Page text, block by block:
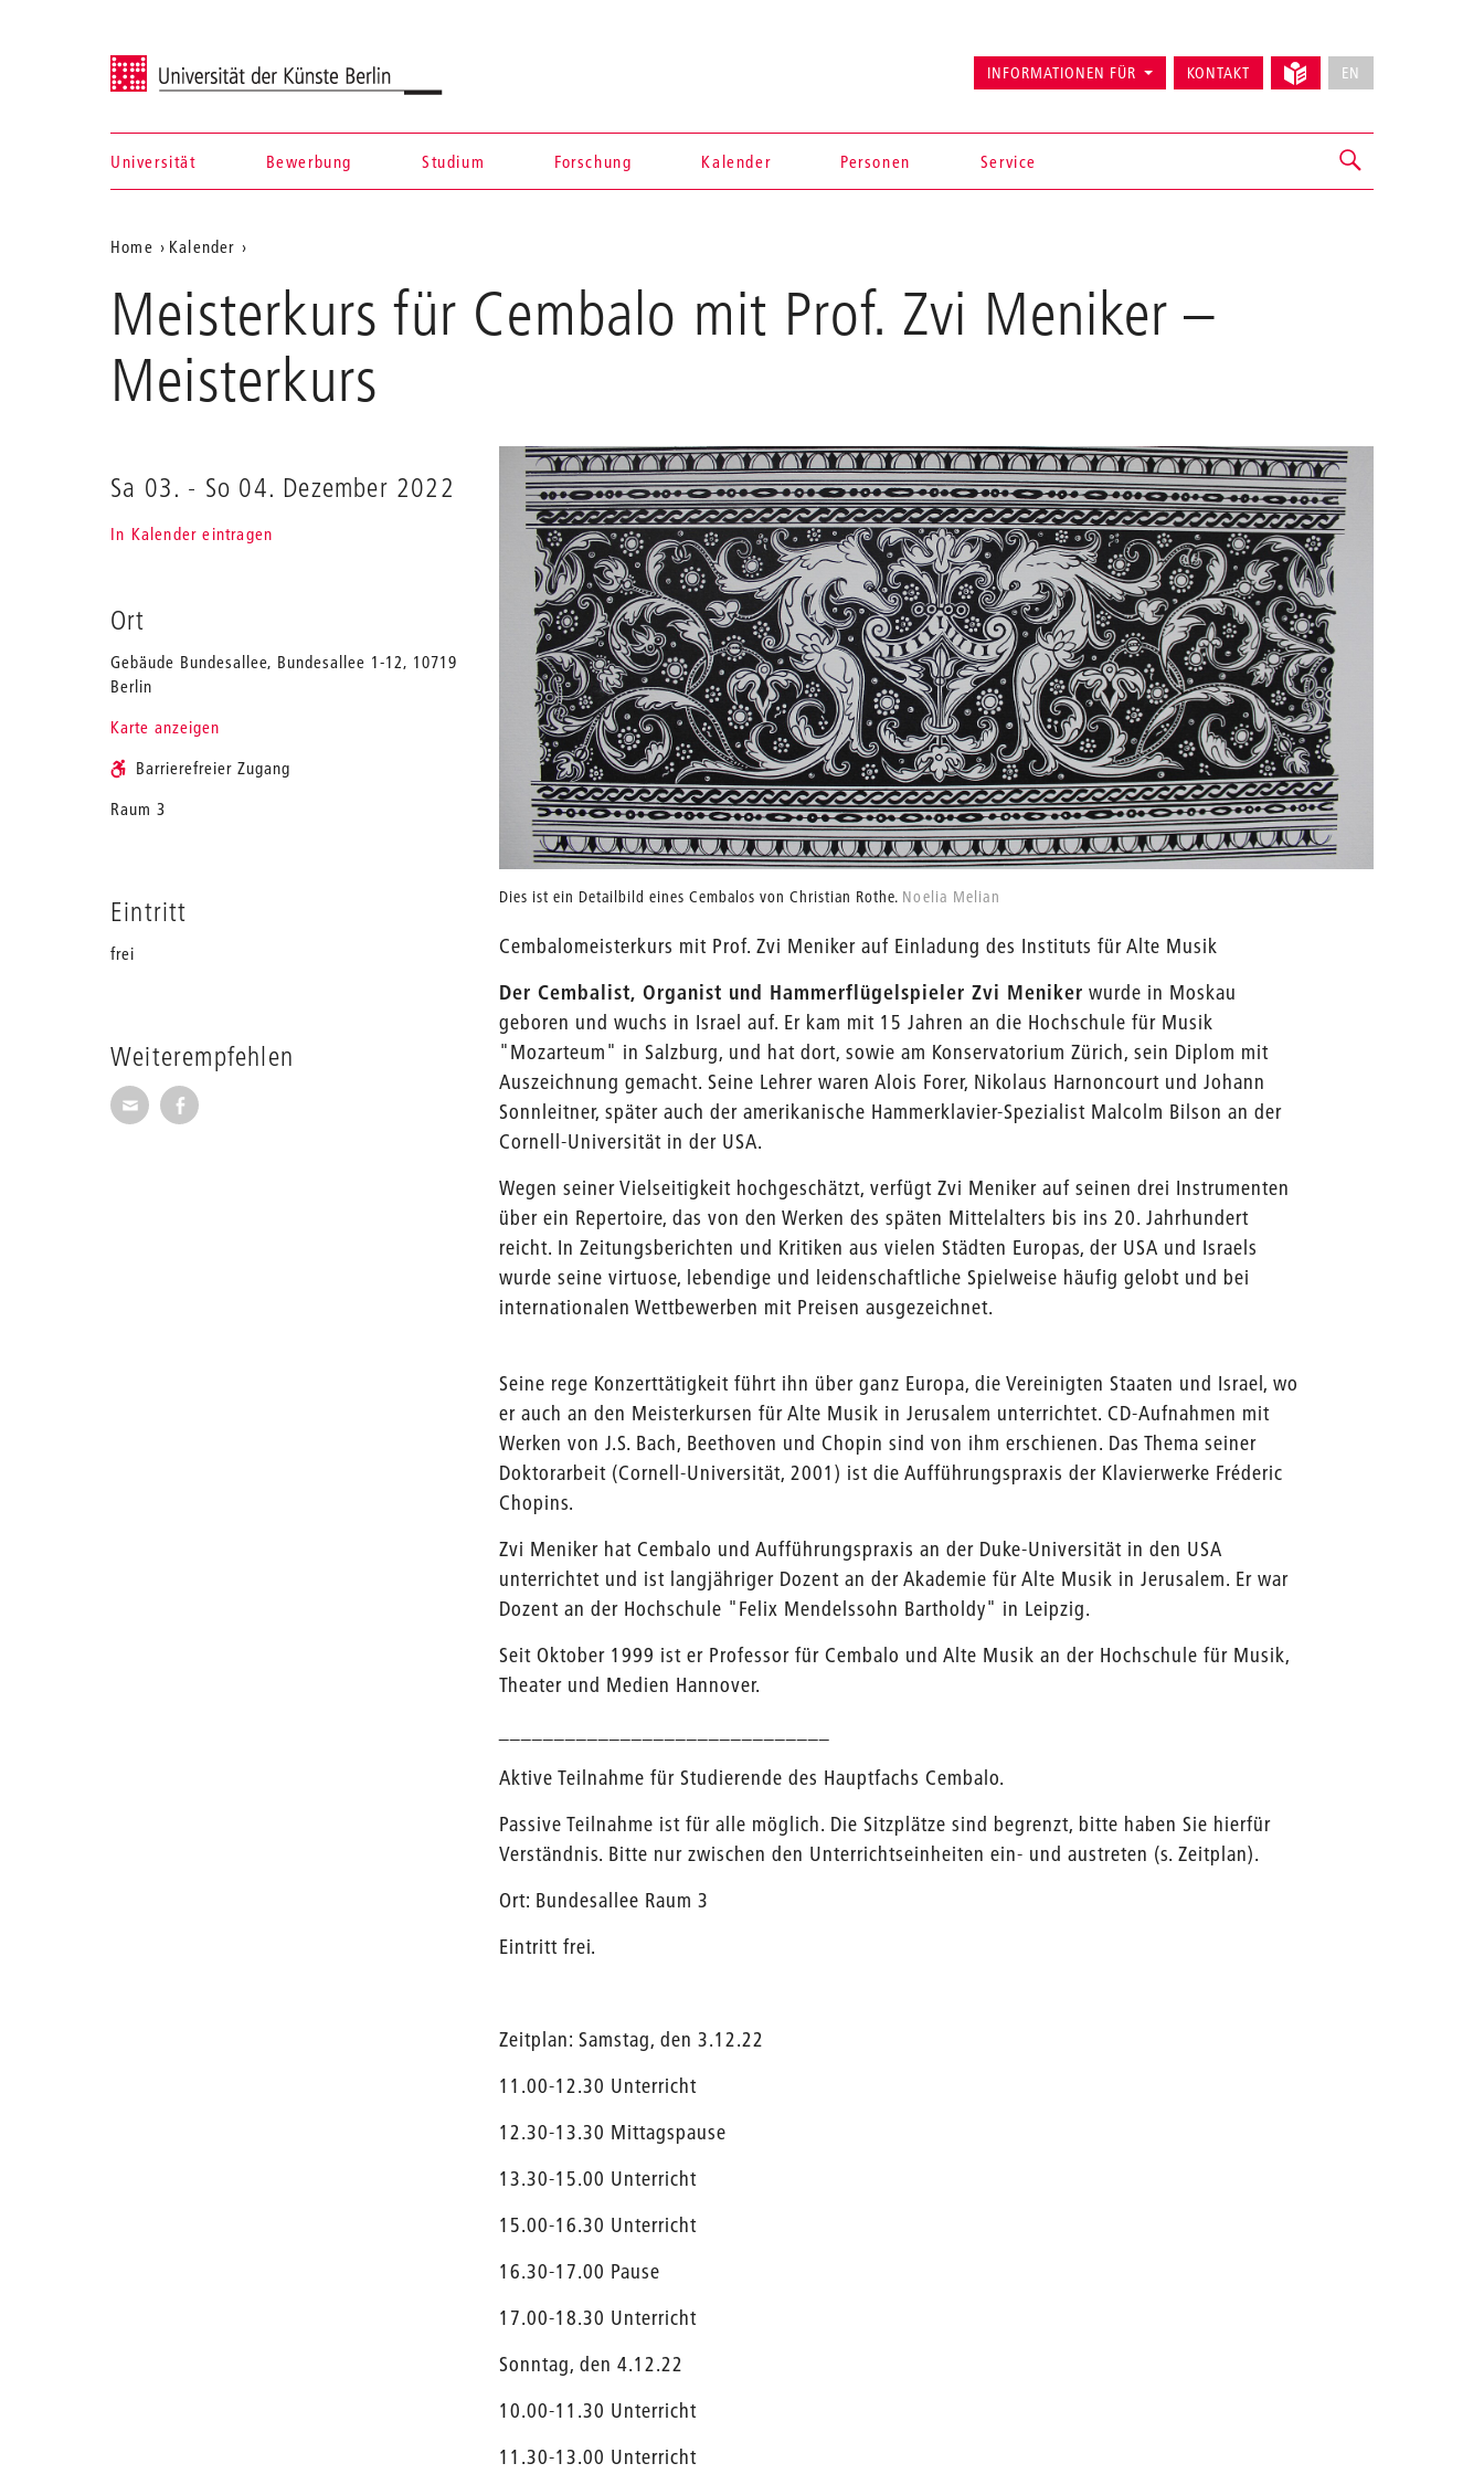
Universität der Künste Berlin
Navigation &
Suche
Universität Bewerbung Studium Forschung Kalender Personen Service
INFORMATIONEN FÜR KONTAKT EN
Aktuelle
Position
auf
der
Webseite
Home
Kalender
Cembalo
mit
Zvi
Meisterkurs für Cembalo mit Prof. Zvi Meniker –
Meisterkurs
Sa 03. - So 04. Dezember 2022
In Kalender eintragen
Ort
Gebäude Bundesallee, Bundesallee 1-12, 10719
Berlin
Karte anzeigen
Barrierefreier Zugang
Raum 3
Eintritt
frei
Weiterempfehlen
Seite per E-Mail weiterempfehlen
Seite auf Facebook weiterempfehlen
Dies ist ein Detailbild eines Cembalos von Christian Rothe. Noelia Melian
Cembalomeisterkurs mit Prof. Zvi Meniker auf Einladung des Instituts für Alte Musik
Der Cembalist, Organist und Hammerflügelspieler Zvi Meniker wurde in Moskau
geboren und wuchs in Israel auf. Er kam mit 15 Jahren an die Hochschule für Musik
"Mozarteum" in Salzburg, und hat dort, sowie am Konservatorium Zürich, sein Diplom mit
Auszeichnung gemacht. Seine Lehrer waren Alois Forer, Nikolaus Harnoncourt und Johann
Sonnleitner, später auch der amerikanische Hammerklavier-Spezialist Malcolm Bilson an der
Cornell-Universität in der USA.
Wegen seiner Vielseitigkeit hochgeschätzt, verfügt Zvi Meniker auf seinen drei Instrumenten
über ein Repertoire, das von den Werken des späten Mittelalters bis ins 20. Jahrhundert
reicht. In Zeitungsberichten und Kritiken aus vielen Städten Europas, der USA und Israels
wurde seine virtuose, lebendige und leidenschaftliche Spielweise häufig gelobt und bei
internationalen Wettbewerben mit Preisen ausgezeichnet.
Seine rege Konzerttätigkeit führt ihn über ganz Europa, die Vereinigten Staaten und Israel, wo
er auch an den Meisterkursen für Alte Musik in Jerusalem unterrichtet. CD-Aufnahmen mit
Werken von J.S. Bach, Beethoven und Chopin sind von ihm erschienen. Das Thema seiner
Doktorarbeit (Cornell-Universität, 2001) ist die Aufführungspraxis der Klavierwerke Fréderic
Chopins.
Zvi Meniker hat Cembalo und Aufführungspraxis an der Duke-Universität in den USA
unterrichtet und ist langjähriger Dozent an der Akademie für Alte Musik in Jerusalem. Er war
Dozent an der Hochschule "Felix Mendelssohn Bartholdy" in Leipzig.
Seit Oktober 1999 ist er Professor für Cembalo und Alte Musik an der Hochschule für Musik,
Theater und Medien Hannover.
Aktive Teilnahme für Studierende des Hauptfachs Cembalo.
Passive Teilnahme ist für alle möglich. Die Sitzplätze sind begrenzt, bitte haben Sie hierfür
Verständnis. Bitte nur zwischen den Unterrichtseinheiten ein- und austreten (s. Zeitplan).
Ort: Bundesallee Raum 3
Eintritt frei.
Zeitplan: Samstag, den 3.12.22
11.00-12.30 Unterricht
12.30-13.30 Mittagspause
13.30-15.00 Unterricht
15.00-16.30 Unterricht
16.30-17.00 Pause
17.00-18.30 Unterricht
Sonntag, den 4.12.22
10.00-11.30 Unterricht
11.30-13.00 Unterricht